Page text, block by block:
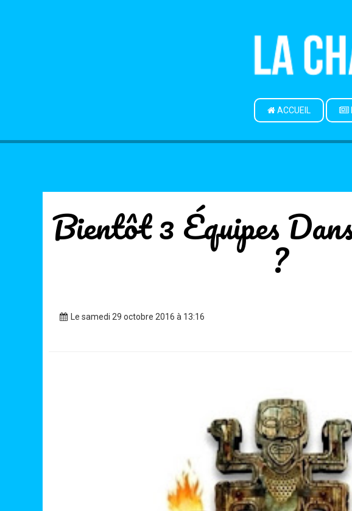
ACCUEIL
Bientôt 3 Équipes
?
Le samedi 29 octobre 2016 à 13:16